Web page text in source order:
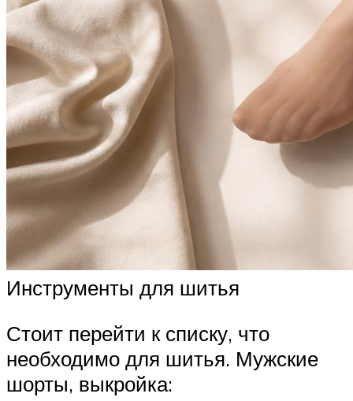
Инструменты для шитья
Стоит перейти к списку, что
необходимо для шитья. Мужские
шорты, выкройка: